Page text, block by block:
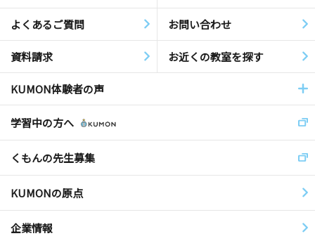
よくあるご質問 お問い合わせ
資料請求 お近くの教室を探す
KUMON体験者の声
学習中の方へ
くもんの先生募集
KUMONの原点
企業情報